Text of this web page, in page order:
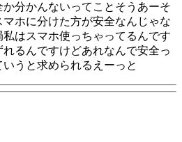
分かんないってことそうあーそ
マホに分けた方が安全なんじゃな
はスマホ使っちゃってるんです
るんですけどあれなんで安全っ
うと求められるえーっと